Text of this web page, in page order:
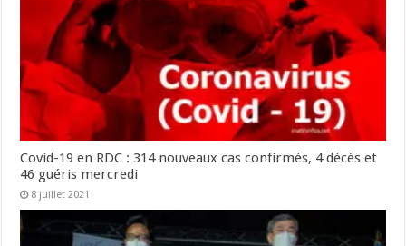
Covid-19 en RDC : 314 nouveaux cas confirmés, 4 décès et
46 guéris mercredi
8 juillet 2021